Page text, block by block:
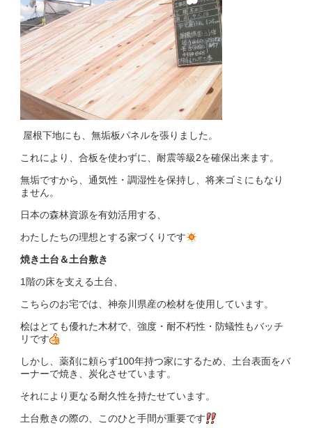
屋根下地にも、無垢板パネルを張りました。
これにより、合板を使わずに、耐震等級2を確保出来ます。
無垢ですから、通気性・調湿性を保持し、将来ゴミにもなり
ません。
日本の森林資源を有効活用する、
わたしたちの理想とする家づくりです
焼き土台＆土台敷き
1階の床を支える土台、
こちらのお宅では、神奈川県産の桧材を使用しています。
桧はとても優れた木材で、強度・耐不朽性・防蟻性もバッチ
リです
しかし、薬剤に頼らず100年持つ家にするため、土台表面をバ
ーナーで焼き、炭化させています。
それにより更なる耐久性を持たせています。
土台敷きの際の、このひと手間が重要です